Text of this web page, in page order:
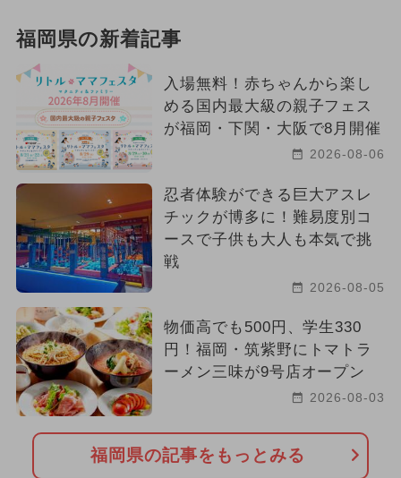
福岡県の新着記事
入場無料！赤ちゃんから楽し
める国内最大級の親子フェス
が福岡・下関・大阪で8月開催
2026-08-06
忍者体験ができる巨大アスレ
チックが博多に！難易度別コ
ースで子供も大人も本気で挑
戦
2026-08-05
物価高でも500円、学生330
円！福岡・筑紫野にトマトラ
ーメン三味が9号店オープン
2026-08-03
福岡県の記事をもっとみる